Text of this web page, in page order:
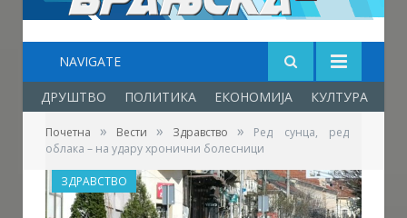
NAVIGATE
ДРУШТВО ПОЛИТИКА ЕКОНОМИЈА КУЛТУРА
Почетна » Вести » Здравство »
Ред сунца, ред
облака – на удару хронични болесници
ЗДРАВСТВО